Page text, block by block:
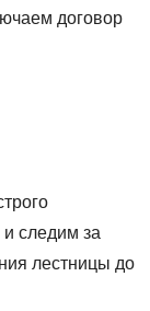
договор
следим за
лестницы до